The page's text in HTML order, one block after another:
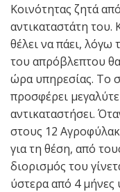
Κοινότητας ζητά
αντικαταστάτη
θέλει να πάει,
του απρόβλεπτου
ώρα υπηρεσίας. Το
προσφέρει
αντικαταστήσει.
στους 12
για τη θέση, από
διορισμός του
ύστερα από 4 μήνες